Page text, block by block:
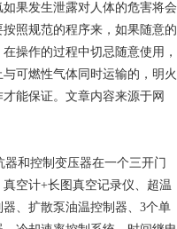
果发生泄露对人体的危害将会
照规范的程序来，如果随意的
操作的过程中切忌随意使用，
可燃性气体同时运输的，明火
能保证。文章内容来源于网
器和控制变压器在一个三开门
空计+长图真空记录仪、超温
、扩散泵油温控制器、3个单